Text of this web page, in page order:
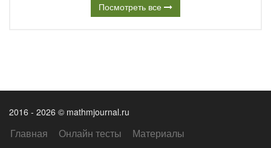
Посмотреть все
2016 - 2026 © mathmjournal.ru
Главная Онлайн тесты Материалы